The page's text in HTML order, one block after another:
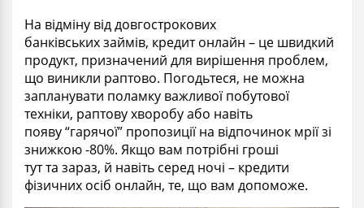
На відміну від довгострокових
банківськихзаймів, кредит онлайн – це швидкий
продукт, призначений для вирішення проблем,
що виникли раптово. Погодьтеся, не можна
запланувати поламку важливоїпобутової
техніки, раптову хворобу або навіть
появу“гарячої” пропозиціїна відпочинок мрії зі
знижкою -80%. Якщо вам потрібні гроші
тутта зараз, й навіть серед ночі – кредити
фізичних осіб онлайн, те, що вам допоможе.